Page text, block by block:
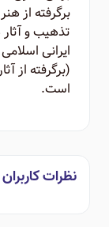
برگرفته از
تذهیب و
ایرانی
(برگرفته از
است.
نظرات کاربران